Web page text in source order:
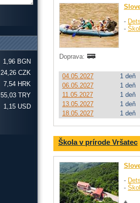
-
-
Doprava:
04.05.2027
1 deň
06.05.2027
1 deň
11.05.2027
1 deň
13.05.2027
1 deň
18.05.2027
1 deň
Škola v prírode Vršatec
-
-
1,96 BGN
24,26 CZK
7,54 HRK
55,03 TRY
1,15 USD